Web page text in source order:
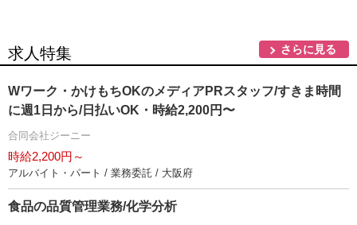
求人特集 さらに見る
Wワーク・かけもちOKのメディアPRスタッフ/すきま時間
に週1日から/日払いOK・時給2,200円〜
合同会社ジーニー
時給2,200円～
アルバイト・パート / 業務委託 / 大阪府
食品の品質管理業務/化学分析